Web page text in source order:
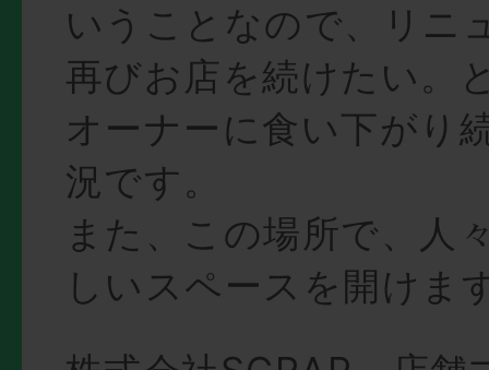
いうことなので、リニ
再びお店を続けたい。
オーナーに食い下がり
況です。
また、この場所で、人
しいスペースを開けま